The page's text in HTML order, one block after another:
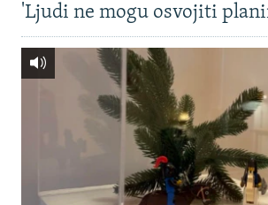
'Ljudi ne mogu osvojiti